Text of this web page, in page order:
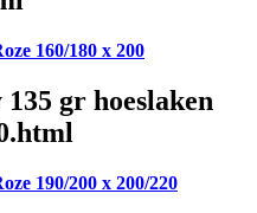
160/180 x 200
135 gr hoeslaken
190/200 x 200/220